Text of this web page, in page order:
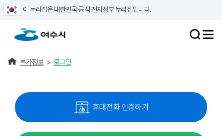
이 누리집은 대한민국 공식 전자정부 누리집입니다.
부가정보 > 로그인
휴대전화 인증하기